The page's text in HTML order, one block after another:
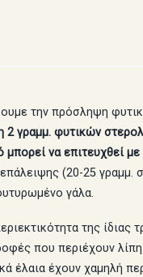
την πρόσληψη
2 γραμμ. φυτικών
μπορεί να επιτευχθεί
(20-25
γάλα.
της ίδιας
που περιέχουν
έλαια έχουν χαμηλή